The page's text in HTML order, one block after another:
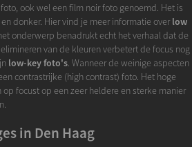
ook wel een film noir foto genoemd. Het is
donker. Hier vind je meer informatie overlow
onderwerp benadrukt echt het verhaal dat de
van de kleuren verbetert de focus nog
low-key foto's. Wanneer de weinige aspecten
contrastrijke (high contrast) foto. Het hoge
focust op een zeer heldere en sterke manier
in Den Haag